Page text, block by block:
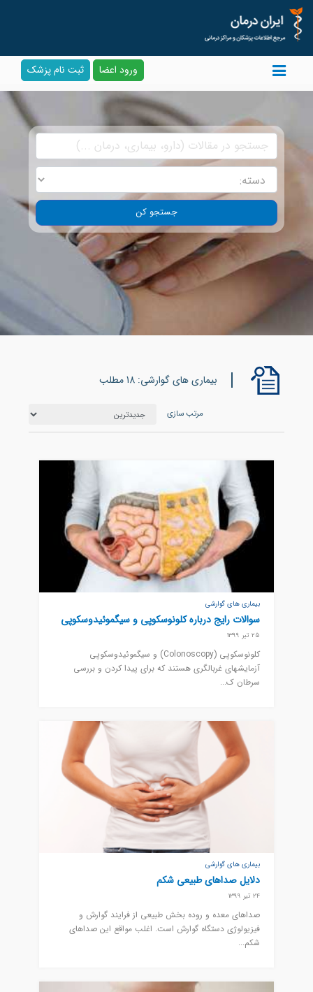
ورود اعضا ثبت نام پزشک
جستجو کن
بیماری های گوارشی: 18 مطلب
مرتب سازی
بیماری های گوارشی
سوالات رایج درباره کلونوسکوپی و سیگموئیدوسکوپی
25 تیر 1399
کلونوسکوپی (Colonoscopy) و سیگموئیدوسکوپی
آزمایشهای غربالگری هستند که برای پیدا کردن و بررسی
سرطان ک...
بیماری های گوارشی
دلایل صداهای طبیعی شکم
24 تیر 1399
صداهای معده و روده بخش طبیعی از فرایند گوارش و
فیزیولوژی دستگاه گوارش است. اغلب مواقع این صداهای
شکم...